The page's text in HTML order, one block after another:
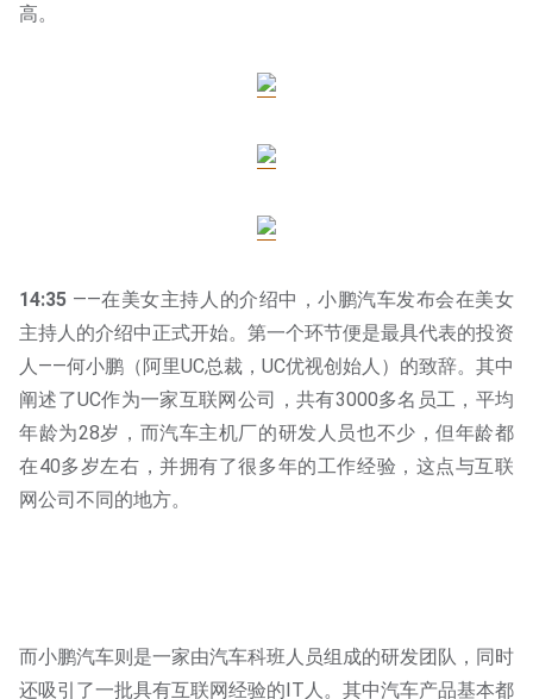
高。
14:35 ——在美女主持人的介绍中，小鹏汽车发布会在美女
主持人的介绍中正式开始。第一个环节便是最具代表的投资
人——何小鹏（阿里UC总裁，UC优视创始人）的致辞。其中
阐述了UC作为一家互联网公司，共有3000多名员工，平均
年龄为28岁，而汽车主机厂的研发人员也不少，但年龄都
在40多岁左右，并拥有了很多年的工作经验，这点与互联
网公司不同的地方。
而小鹏汽车则是一家由汽车科班人员组成的研发团队，同时
还吸引了一批具有互联网经验的IT人。其中汽车产品基本都